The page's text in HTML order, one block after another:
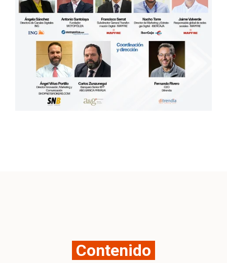
Contenido